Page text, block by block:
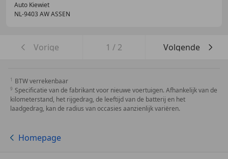
Auto Kiewiet
NL-9403 AW ASSEN
Vorige 1 / 2 Volgende
BTW verrekenbaar
Specificatie van de fabrikant voor nieuwe voertuigen. Afhankelijk van de
kilometerstand, het rijgedrag, de leeftijd van de batterij en het
laadgedrag, kan de radius van occasies aanzienlijk variëren.
Homepage